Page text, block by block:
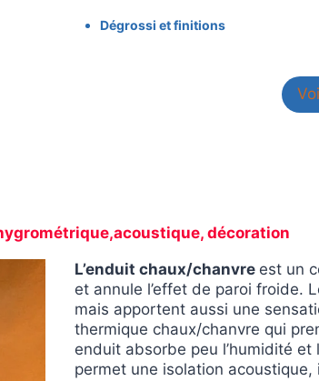
Dégrossi et finitions
décoration
L’enduit chaux/chanvre est un
et annule l’effet de paroi froide.
mais apportent aussi une
thermique chaux/chanvre qui
enduit absorbe peu l’humidité
permet une isolation